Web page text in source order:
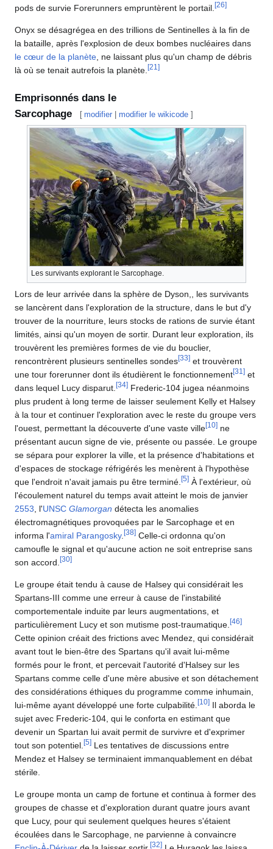
pods de survie Forerunners empruntèrent le portail. [26]
Onyx se désagrégea en des trillions de Sentinelles à la fin de
la bataille, après l'explosion de deux bombes nucléaires dans
le cœur de la planète , ne laissant plus qu'un champ de débris
là où se tenait autrefois la planète. [21 ]
Emprisonnés dans le
Sarcophage
[ modifier |modifier le wikicode ]
Les survivants explorant le Sarcophage.
Lors de leur arrivée dans la sphère de Dyson,, les survivants
se lancèrent dans l'exploration de la structure, dans le but d'y
trouver de la nourriture, leurs stocks de rations de survie étant
limités, ainsi qu'un moyen de sortir. Durant leur exploration, ils
trouvèrent les premières formes de vie du bouclier,
rencontrèrent plusieurs sentinelles sondes[33] et trouvèrent
une tour forerunner dont ils étudièrent le fonctionnement[31 ] et
dans lequel Lucy disparut. [34] Frederic-104 jugea néanmoins
plus prudent à long terme de laisser seulement Kelly et Halsey
à la tour et continuer l'exploration avec le reste du groupe vers
l'ouest, permettant la découverte d'une vaste ville[10] ne
présentant aucun signe de vie, présente ou passée. Le groupe
se sépara pour explorer la ville, et la présence d'habitations et
d'espaces de stockage réfrigérés les menèrent à l'hypothèse
que l'endroit n'avait jamais pu être terminé. [5] À l'extérieur, où
l'écoulement naturel du temps avait atteint le mois de janvier
2553 , l'UNSC Glamorgan détecta les anomalies
électromagnétiques provoquées par le Sarcophage et en
informa l'amiral Parangosky. [38] Celle-ci ordonna qu'on
camoufle le signal et qu'aucune action ne soit entreprise sans
son accord. [30]
Le groupe était tendu à cause de Halsey qui considérait les
Spartans-III comme une erreur à cause de l'instabilité
comportementale induite par leurs augmentations, et
particulièrement Lucy et son mutisme post-traumatique. [46]
Cette opinion créait des frictions avec Mendez, qui considérait
avant tout le bien-être des Spartans qu'il avait lui-même
formés pour le front, et percevait l'autorité d'Halsey sur les
Spartans comme celle d'une mère abusive et son détachement
des considérations éthiques du programme comme inhumain,
lui-même ayant développé une forte culpabilité. [10] Il aborda le
sujet avec Frederic-104, qui le conforta en estimant que
devenir un Spartan lui avait permit de survivre et d'exprimer
tout son potentiel. [5] Les tentatives de discussions entre
Mendez et Halsey se terminaient immanquablement en débat
stérile.
Le groupe monta un camp de fortune et continua à former des
groupes de chasse et d'exploration durant quatre jours avant
que Lucy, pour qui seulement quelques heures s'étaient
écoulées dans le Sarcophage, ne parvienne à convaincre
[32]